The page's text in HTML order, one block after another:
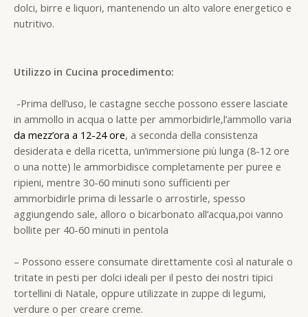
dolci, birre e liquori, mantenendo un alto valore energetico e
nutritivo.
Utilizzo in Cucina procedimento:
-Prima dell’uso, le castagne secche possono essere lasciate
in ammollo in acqua o latte per ammorbidirle,l’ammollo varia
da mezz’ora a 12-24 ore, a seconda della consistenza
desiderata e della ricetta, un’immersione più lunga (8-12 ore
o una notte) le ammorbidisce completamente per puree e
ripieni, mentre 30-60 minuti sono sufficienti per
ammorbidirle prima di lessarle o arrostirle, spesso
aggiungendo sale, alloro o bicarbonato all’acqua,poi vanno
bollite per 40-60 minuti in pentola
– Possono essere consumate direttamente così al naturale o
tritate in pesti per dolci ideali per il pesto dei nostri tipici
tortellini di Natale, oppure utilizzate in zuppe di legumi,
verdure o per creare creme.